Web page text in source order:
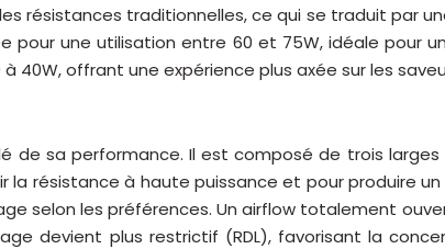
résistances traditionnelles, ce qui se traduit par
pour une utilisation entre 60 et 75W, idéale pour
40W, offrant une expérience plus axée sur les
de sa performance. Il est composé de trois
la résistance à haute puissance et pour produire
selon les préférences. Un airflow totalement
devient plus restrictif (RDL), favorisant la